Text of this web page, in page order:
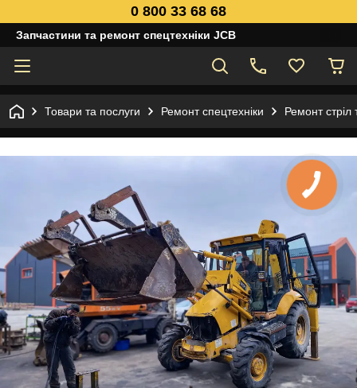
0 800 33 68 68
Запчастини та ремонт спецтехніки JCB
Товари та послуги Ремонт спецтехніки Ремонт стріл